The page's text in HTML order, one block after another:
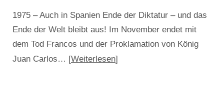
1975 – Auch in Spanien Ende der Diktatur – und das
Ende der Welt bleibt aus! Im November endet mit
dem Tod Francos und der Proklamation von König
Juan Carlos…
Weiterlesen